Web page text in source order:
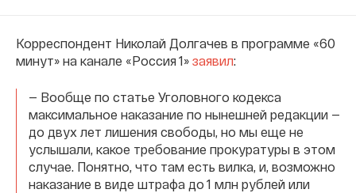
Корреспондент Николай Долгачев в программе «60
минут» на канале «Россия 1» заявил:
— Вообще по статье Уголовного кодекса
максимальное наказание по нынешней редакции —
до двух лет лишения свободы, но мы еще не
услышали, какое требование прокуратуры в этом
случае. Понятно, что там есть вилка, и, возможно
наказание в виде штрафа до 1 млн рублей или